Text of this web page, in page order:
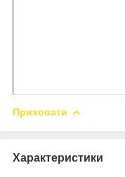
Приховати
Характеристики